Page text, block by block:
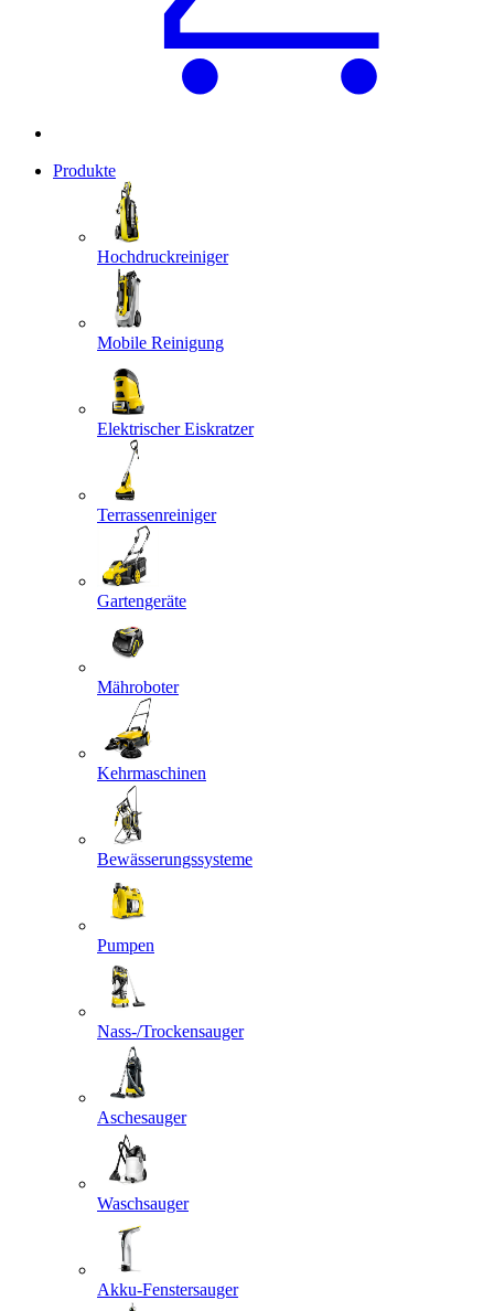
Produkte
Hochdruckreiniger
Mobile Reinigung
Elektrischer Eiskratzer
Terrassenreiniger
Gartengeräte
Mähroboter
Kehrmaschinen
Bewässerungssysteme
Pumpen
Nass-/Trockensauger
Aschesauger
Waschsauger
Akku-Fenstersauger